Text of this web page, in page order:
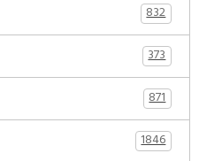
832
373
871
1846